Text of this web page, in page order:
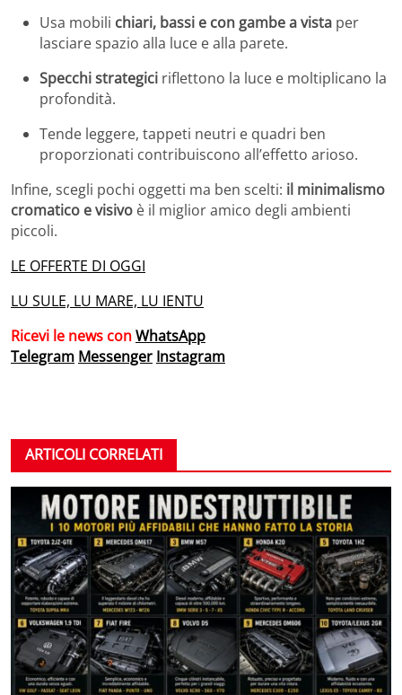
Usa mobili chiari, bassi e con gambe a vista per
lasciare spazio alla luce e alla parete.
Specchi strategici riflettono la luce e moltiplicano la
profondità.
Tende leggere, tappeti neutri e quadri ben
proporzionati contribuiscono all’effetto arioso.
Infine, scegli pochi oggetti ma ben scelti: il minimalismo
cromatico e visivo è il miglior amico degli ambienti
piccoli.
LE OFFERTE DI OGGI
LU SULE, LU MARE, LU IENTU
Ricevi le news conWhatsApp
Telegram Messenger Instagram
ARTICOLI CORRELATI